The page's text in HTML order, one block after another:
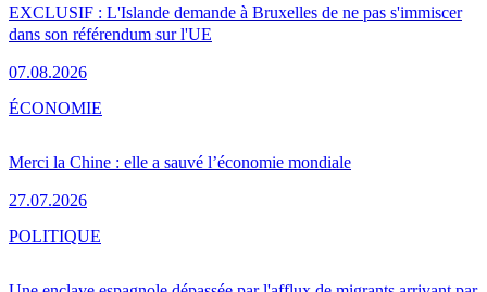
EXCLUSIF : L'Islande demande à Bruxelles de ne pas s'immiscer
dans son référendum sur l'UE
07.08.2026
Merci la Chine : elle a sauvé l’économie mondiale
27.07.2026
ÉCONOMIE
POLITIQUE